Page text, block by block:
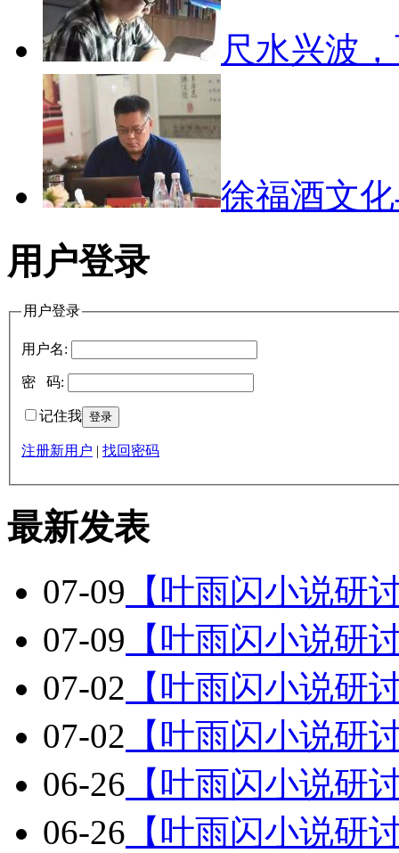
尺水兴波
徐福酒文
用户登录
用户登录
用户名:
密 码:
记住我
注册新用户 | 找回密码
最新发表
07-09 【叶雨闪小说研
07-09 【叶雨闪小说研
07-02 【叶雨闪小说研
07-02 【叶雨闪小说研
06-26 【叶雨闪小说研
06-26 【叶雨闪小说研